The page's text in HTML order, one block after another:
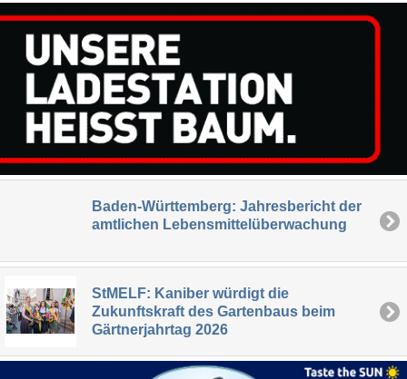
Baden-Württemberg: Jahresbericht der
amtlichen Lebensmittelüberwachung
StMELF: Kaniber würdigt die
Zukunftskraft des Gartenbaus beim
Gärtnerjahrtag 2026